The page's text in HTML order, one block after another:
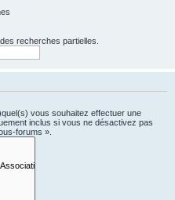
recherches partielles.
vous souhaitez effectuer une
inclus si vous ne désactivez pas
forums ».